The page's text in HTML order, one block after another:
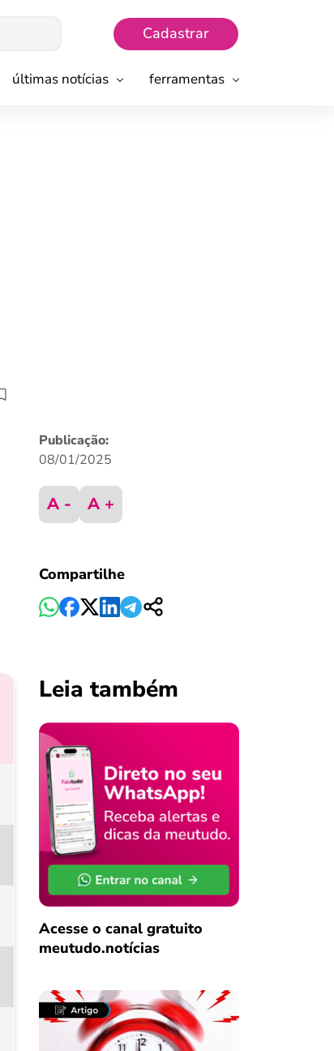
Cadastrar
últimas notícias ferramentas
Publicação:
08/01/2025
A - A +
Compartilhe
Leia também
Acesse o canal gratuito
meutudo.notícias